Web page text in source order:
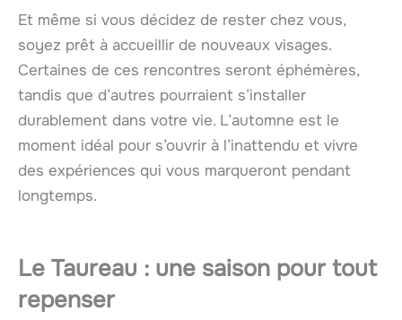
Et même si vous décidez de rester chez vous,
soyez prêt à accueillir de nouveaux visages.
Certaines de ces rencontres seront éphémères,
tandis que d’autres pourraient s’installer
durablement dans votre vie. L’automne est le
moment idéal pour s’ouvrir à l’inattendu et vivre
des expériences qui vous marqueront pendant
longtemps.
Le Taureau : une saison pour tout
repenser